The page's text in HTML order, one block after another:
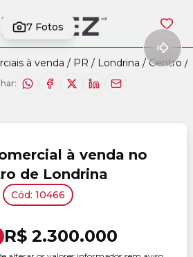
7 Fotos
à venda / PR / Londrina / Centro /
à venda no
de Londrina
Cód: 10466
R$ 2.300.000